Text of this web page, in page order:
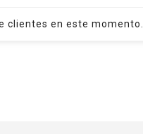
clientes en este momento.